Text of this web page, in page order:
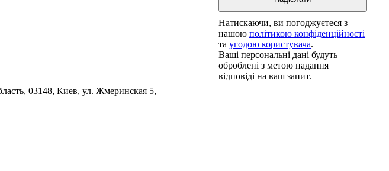
Натискаючи, ви погоджуєтеся з
нашою політикою конфіденційності
та угодою користувача.
Ваші персональні дані будуть
оброблені з метою надання
відповіді на ваш запит.
03148, Киев, ул. Жмеринская 5,